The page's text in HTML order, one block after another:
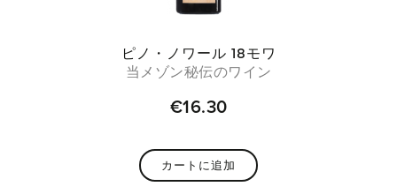
ピノ・ノワール 18モワ
当メゾン秘伝のワイン
€16.30
カートに追加